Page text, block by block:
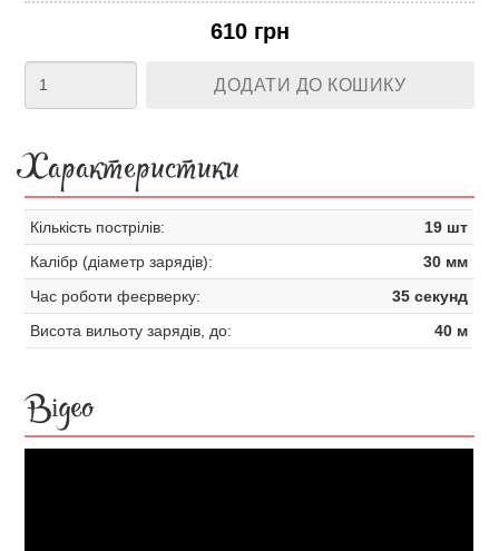
610 грн
ДОДАТИ ДО КОШИКУ
Характеристики
Кількість пострілів:
19 шт
Калібр (діаметр зарядів):
30 мм
Час роботи феєрверку:
35 секунд
Висота вильоту зарядів, до:
40 м
Відео